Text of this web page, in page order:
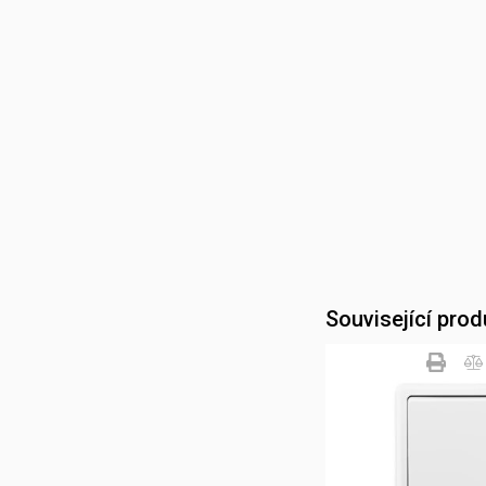
Související